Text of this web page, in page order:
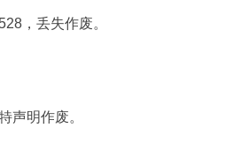
，丢失作废。
声明作废。